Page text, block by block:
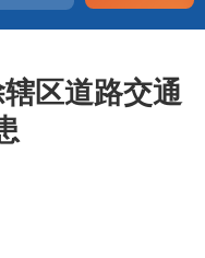
区道路交通